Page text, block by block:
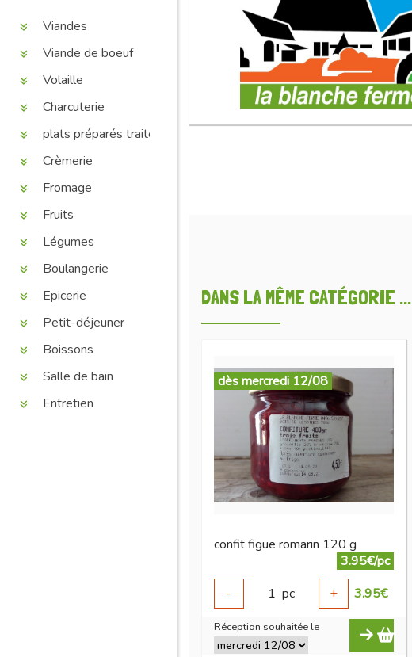
Viandes
Viande de boeuf
Volaille
Charcuterie
plats préparés traiteur
Crèmerie
Fromage
Fruits
Légumes
Boulangerie
Epicerie
Petit-déjeuner
Boissons
Salle de bain
Entretien
DANS LA MÊME CATÉGORIE ...
dès mercredi 12/08
confit figue romarin 120 g
3.95€/pc
-
1 pc + 3.95€
Réception souhaitée le